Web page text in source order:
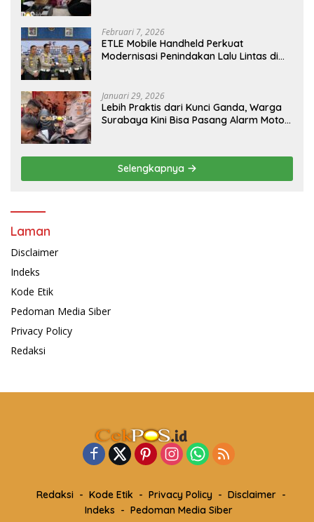
Februari 7, 2026
ETLE Mobile Handheld Perkuat
Modernisasi Penindakan Lalu Lintas di
Januari 29, 2026
Lebih Praktis dari Kunci Ganda, Warga
Surabaya Kini Bisa Pasang Alarm Motor
Selengkapnya
Laman
Disclaimer
Indeks
Kode Etik
Pedoman Media Siber
Privacy Policy
Redaksi
Redaksi Kode Etik Privacy Policy
Disclaimer
Indeks
Pedoman Media Siber